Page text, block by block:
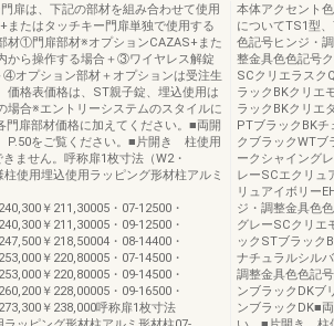
扉は、下記の部材を組み合わせて使用
またはタッチキー門扉単独で使用する
材①門扉部材※オプションCAZAS+また
から操作する場合＋③ワイヤレス解錠
オプション部材＋オプションは受注生
格表価格は、ST親子錠、埋込使用は
場合※エントリーシステムのスタイルに
門扉部材価格に加えてください。■両開
P.50をご覧ください。■片開き 柱使用
ません。呼称扉1枚寸法（W2・
使用埋込使用ラッピング形材柱アルミ
￥211,30005・07-12500・
￥211,30005・09-12500・
￥218,50004・08-14400・
￥220,80005・07-14500・
￥220,80005・09-14500・
￥228,00005・09-16500・
￥238,000呼称扉1枚寸法
本体アクセント
についてTS1型
色記号ヒンジ・
整金具色色記号
SCクリエラスク
ラックBKクリエ
ラックBKクリエ
PTブラックBK
クブラックWTブ
ークシャイング
レーSCエクリュ
リュアイボリー
ジ・調整金具色
グレーSCクリエ
ックSTブラック
ナチュラルシル
調整金具色色記
ンブラックDKブ
ンブラックDK■